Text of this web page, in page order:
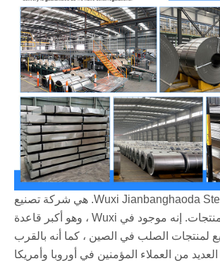
Wuxi Jianbanghaoda Steel Co. ، Ltd. هي شركة تصنيع
معقدة للصلب منتجات. إنه موجود في Wuxi ، وهو أكبر قاعدة
لمنتجات الصلب في الصين ، كما أنه بالقرب
من العملاء المؤمنين في أوروبا وأمريكا